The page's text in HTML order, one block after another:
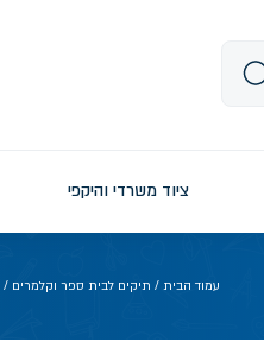
ציוד משרדי והיקפי
עמוד הבית / תיקים לבית ספר וקלמרים /